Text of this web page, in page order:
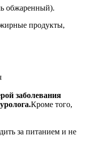
обжаренный).
продукты,
заболевания
Кроме того,
за питанием и не